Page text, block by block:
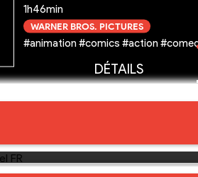
1h46min
WARNER BROS. PICTURES
#animation #comics #action
DÉTAILS